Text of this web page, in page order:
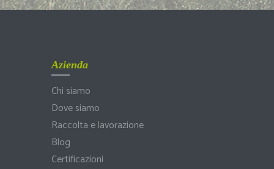
Azienda
Chi siamo
Dove siamo
Raccolta e lavorazione
Blog
Certificazioni